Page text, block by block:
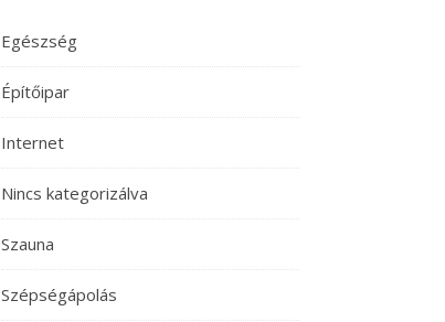
Egészség
Építőipar
Internet
Nincs kategorizálva
Szauna
Szépségápolás